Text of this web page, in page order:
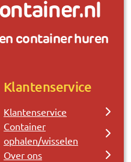
container huren
Klantenservice
Klantenservice
Container
ophalen/wisselen
Over ons